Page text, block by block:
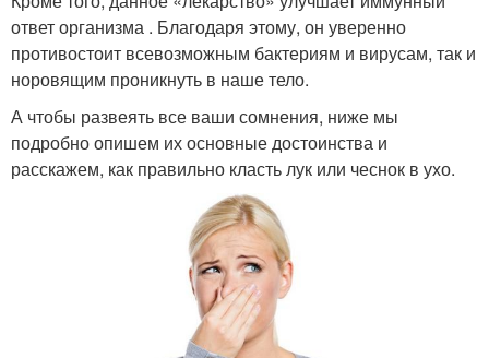
ответ организма . Благодаря этому, он уверенно
противостоит всевозможным бактериям и вирусам, так и
норовящим проникнуть в наше тело.
А чтобы развеять все ваши сомнения, ниже мы
подробно опишем их основные достоинства и
расскажем, как правильно класть лук или чеснок в ухо.